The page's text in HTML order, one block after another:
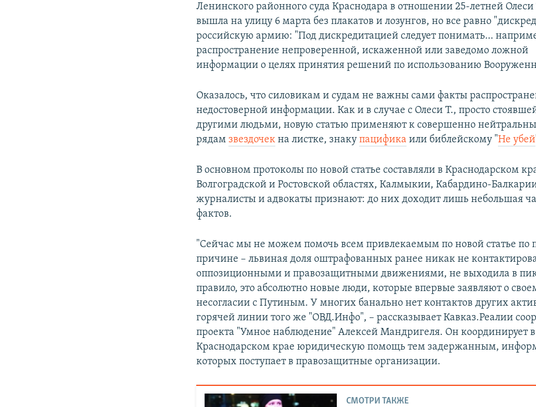
Ленинского районного суда Краснодара в отношении 25-летней Олеси
вышла на улицу 6 марта без плакатов и лозунгов, но все равно
российскую армию: "Под дискредитацией следует понимать…
распространение непроверенной, искаженной или заведомо ложной
информации о целях принятия решений по использованию
Оказалось, что силовикам и судам не важны сами факты
недостоверной информации. Как и в случае с Олеси Т., просто
другими людьми, новую статью применяют к совершенно
рядамзвездочек на листке, знакупацифика или библейскому "Не убей
В основном протоколы по новой статье составляли в Краснодарском
Волгоградской и Ростовской областях, Калмыкии, Кабардино-
журналисты и адвокаты признают: до них доходит лишь небольшая
фактов.
"Сейчас мы не можем помочь всем привлекаемым по новой статье по
причине – львиная доля оштрафованных ранее никак не
оппозиционными и правозащитными движениями, не выходила в
правило, это абсолютно новые люди, которые впервые заявляют о
несогласии с Путиным. У многих банально нет контактов других
горячей линии того же "ОВД.Инфо", – рассказывает Кавказ.Реалии
проекта "Умное наблюдение" Алексей Мандригеля. Он координирует в
Краснодарском крае юридическую помощь тем задержанным,
которых поступает в правозащитные организации.
СМОТРИ ТАКЖЕ